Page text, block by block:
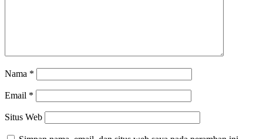
Nama *
Email *
Situs Web